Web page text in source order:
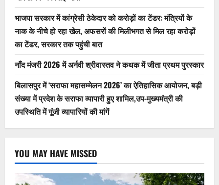
की
उपस्थिति
में
गूंजी
व्यापारियों
की
मांगें
भाजपा सरकार में कांग्रेसी ठेकेदार को करोड़ों का टेंडर: मंत्रियों के
नाक के नीचे हो रहा खेल, अफसरों की मिलीभगत से मिल रहा करोड़ों
का टेंडर, सरकार तक पहुंची बात
नाँद मंजरी 2026 में अर्नवी श्रीवास्तव ने कथक में जीता प्रथम पुरस्कार
बिलासपुर में ‘सराफा महासम्मेलन 2026’ का ऐतिहासिक आयोजन, बड़ी
संख्या में प्रदेश के सराफा व्यापारी हुए शामिल,उप-मुख्यमंत्री की
उपस्थिति में गूंजी व्यापारियों की मांगें
YOU MAY HAVE MISSED